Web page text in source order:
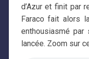
d’Azur et finit par
Faraco fait alors
enthousiasmé par
lancée. Zoom sur